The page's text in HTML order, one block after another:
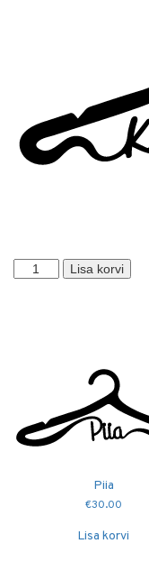
Kairit
kogus
Lisa korvi
Piia
€30.00
Lisa korvi